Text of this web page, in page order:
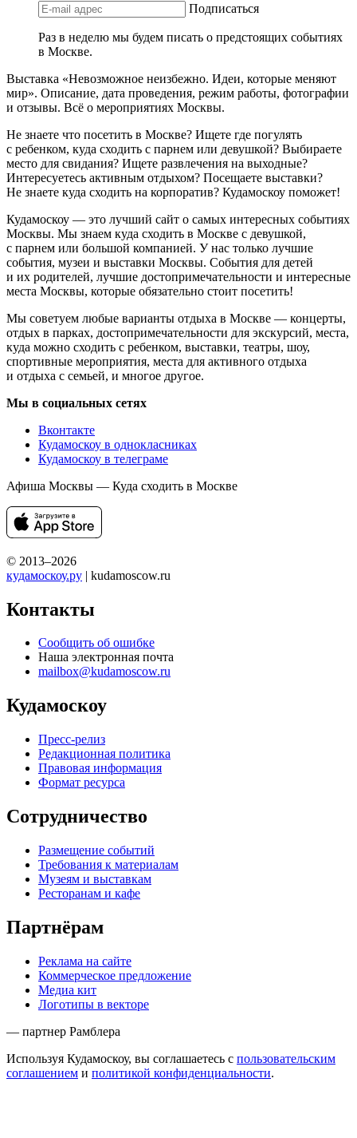
Подписаться
Раз в неделю мы будем писать о предстоящих событиях
в Москве.
Выставка «Невозможное неизбежно. Идеи, которые меняют
мир». Описание, дата проведения, режим работы, фотографии
и отзывы. Всё о мероприятиях Москвы.
Не знаете что посетить в Москве? Ищете где погулять
с ребенком, куда сходить с парнем или девушкой? Выбираете
место для свидания? Ищете развлечения на выходные?
Интересуетесь активным отдыхом? Посещаете выставки?
Не знаете куда сходить на корпоратив? Кудамоскоу поможет!
Кудамоскоу — это лучший сайт о самых интересных событиях
Москвы. Мы знаем куда сходить в Москве с девушкой,
с парнем или большой компанией. У нас только лучшие
события, музеи и выставки Москвы. События для детей
и их родителей, лучшие достопримечательности и интересные
места Москвы, которые обязательно стоит посетить!
Мы советуем любые варианты отдыха в Москве — концерты,
отдых в парках, достопримечательности для экскурсий, места,
куда можно сходить с ребенком, выставки, театры, шоу,
спортивные мероприятия, места для активного отдыха
и отдыха с семьей, и многое другое.
Мы в социальных сетях
Вконтакте
Кудамоскоу в однокласниках
Кудамоскоу в телеграме
Афиша Москвы — Куда сходить в Москве
© 2013–2026
кудамоскоу.ру | kudamoscow.ru
Контакты
Сообщить об ошибке
Наша электронная почта
mailbox@kudamoscow.ru
Кудамоскоу
Пресс-релиз
Редакционная политика
Правовая информация
Формат ресурса
Сотрудничество
Размещение событий
Требования к материалам
Музеям и выставкам
Ресторанам и кафе
Партнёрам
Реклама на сайте
Коммерческое предложение
Медиа кит
Логотипы в векторе
— партнер Рамблера
Используя Кудамоскоу, вы соглашаетесь с пользовательским
соглашением и политикой конфиденциальности.